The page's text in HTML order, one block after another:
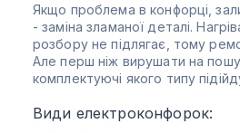
Якщо проблема в конфорці,
- заміна зламаної деталі.
розбору не підлягає, тому
Але перш ніж вирушати на
комплектуючі якого типу
Види електроконфорок: